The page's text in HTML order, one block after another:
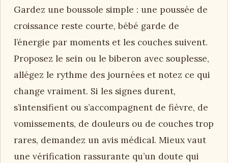
Gardez une boussole simple : une poussée de
croissance reste courte, bébé garde de
l’énergie par moments et les couches suivent.
Proposez le sein ou le biberon avec souplesse,
allégez le rythme des journées et notez ce qui
change vraiment. Si les signes durent,
s’intensifient ou s’accompagnent de fièvre, de
vomissements, de douleurs ou de couches trop
rares, demandez un avis médical. Mieux vaut
une vérification rassurante qu’un doute qui